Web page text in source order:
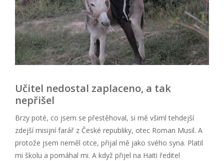
Učitel nedostal zaplaceno, a tak
nepřišel
Brzy poté, co jsem se přestěhoval, si mě všiml tehdejší
zdejší misijní farář z České republiky, otec Roman Musil. A
protože jsem neměl otce, přijal mě jako svého syna. Platil
mi školu a pomáhal mi. A když přijel na Haiti ředitel